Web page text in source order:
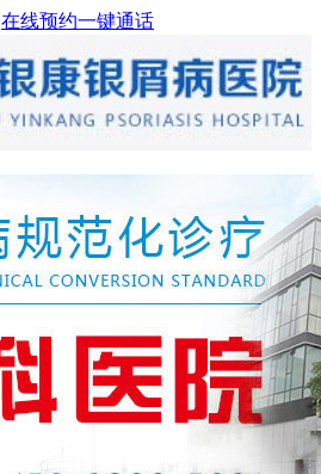
在线预约一键通话